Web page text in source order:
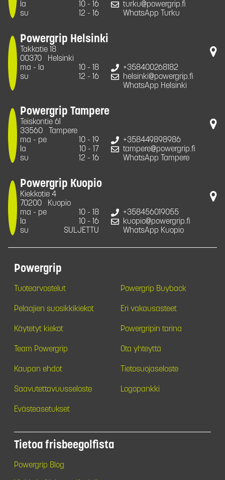
la
10 - 16
su
12 - 16
turku@powergrip.fi
WhatsApp Turku
Powergrip Helsinki
Takkatie 18
00370
Helsinki
ma - la
10 - 18
su
12 - 16
+358400268182
helsinki@powergrip.fi
WhatsApp Helsinki
Powergrip Tampere
Teiskontie 61
33560
Tampere
ma - pe
10 - 19
la
10 - 17
su
12 - 16
+358449898986
tampere@powergrip.fi
WhatsApp Tampere
Powergrip Kuopio
Kiekkotie 4
70200
Kuopio
ma - pe
10 - 18
la
10 - 16
su
SULJETTU
+358456019055
kuopio@powergrip.fi
WhatsApp Kuopio
Powergrip
Tuotearvostelut Powergrip Buyback
Pelaajien suosikkikiekot Eri vakausasteet
Käytetyt kiekot Powergripin tarina
Team Powergrip Ota yhteyttä
Kaupan ehdot Tietosuojaseloste
Saavutettavuusseloste Logopankki
Evästeasetukset
Tietoa frisbeegolfista
Powergrip Blog